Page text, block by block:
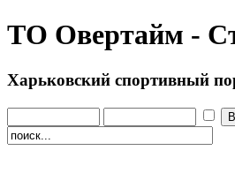
ТО Овертайм -
Харьковский спортивный